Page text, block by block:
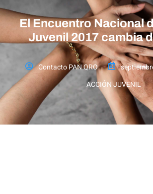
El Encuentro Nacional
Juvenil 2017 cambia
Contacto PAN QRO
ACCIÓN JUVENIL